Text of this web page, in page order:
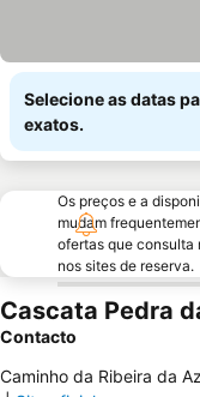
Selecione as datas
exatos.
Os preços e a
mudam
ofertas que consulta
nos sites de reserva.
Cascata Pedra
Contacto
Caminho da Ribeira da